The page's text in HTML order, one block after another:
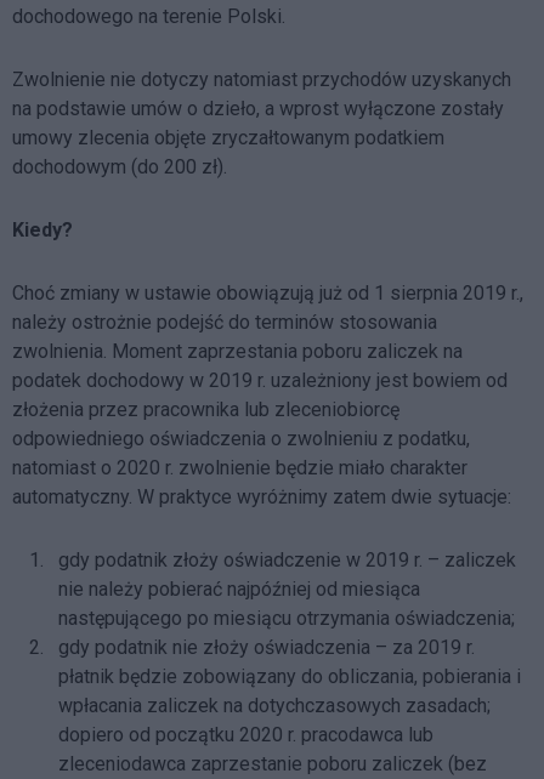
dochodowego na terenie Polski.
Zwolnienie nie dotyczy natomiast przychodów uzyskanych
na podstawie umów o dzieło, a wprost wyłączone zostały
umowy zlecenia objęte zryczałtowanym podatkiem
dochodowym (do 200 zł).
Kiedy?
Choć zmiany w ustawie obowiązują już od 1 sierpnia 2019 r.,
należy ostrożnie podejść do terminów stosowania
zwolnienia. Moment zaprzestania poboru zaliczek na
podatek dochodowy w 2019 r. uzależniony jest bowiem od
złożenia przez pracownika lub zleceniobiorcę
odpowiedniego oświadczenia o zwolnieniu z podatku,
natomiast o 2020 r. zwolnienie będzie miało charakter
automatyczny. W praktyce wyróżnimy zatem dwie sytuacje:
gdy podatnik złoży oświadczenie w 2019 r. – zaliczek
nie należy pobierać najpóźniej od miesiąca
następującego po miesiącu otrzymania oświadczenia;
gdy podatnik nie złoży oświadczenia – za 2019 r.
płatnik będzie zobowiązany do obliczania, pobierania i
wpłacania zaliczek na dotychczasowych zasadach;
dopiero od początku 2020 r. pracodawca lub
zleceniodawca zaprzestanie poboru zaliczek (bez